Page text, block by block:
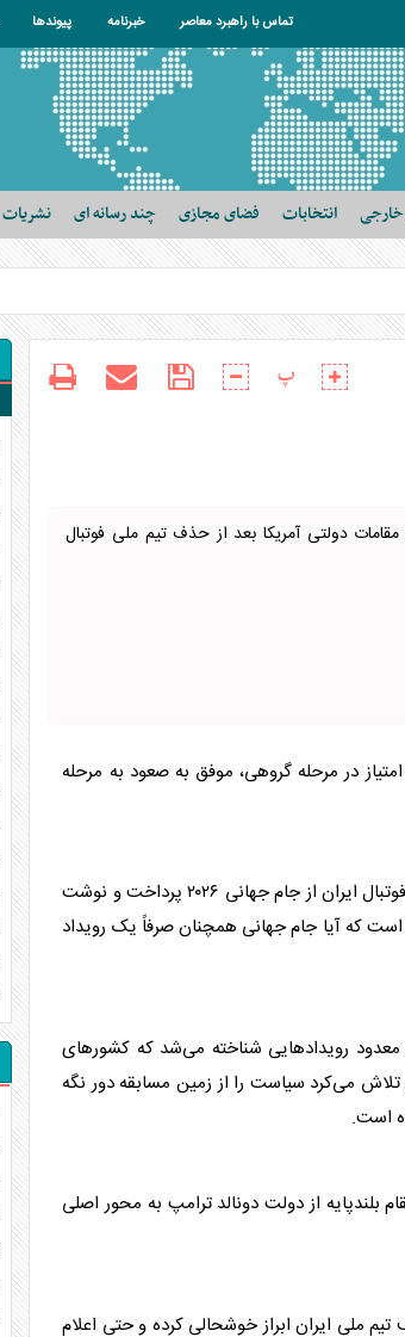
تماس با راهبرد معاصر خبرنامه پیوندها
خارجی انتخابات فضای مجازی چند رسانه ای نشریات
پ
مقامات دولتی آمریکا بعد از حذف تیم ملی فوتبال
به گزارش راهبردمعاصر، تیم ملی فوتبال ایران در رقابت‌های جام جهانی ۲۰۲۶ با کسب ۳ امتیاز در مرحله گروهی، موفق به صعود به مرحله
روزنامه اسپانیایی «مارکا» در گزارشی به حواشی سیاسی ایجاد شده پس از حذف تیم ملی فوتبال ایران از جام جهانی ۲۰۲۶ پرداخت و نوشت
است که آیا جام جهانی همچنان صرفاً یک رویداد
رویدادهایی شناخته می‌شد که کشورهای
می‌کرد سیاست را از زمین مسابقه دور نگه
بلندپایه از دولت دونالد ترامپ به محور اصلی
تیم ملی ایرانابراز خوشحالی کرده و حتی اعلام